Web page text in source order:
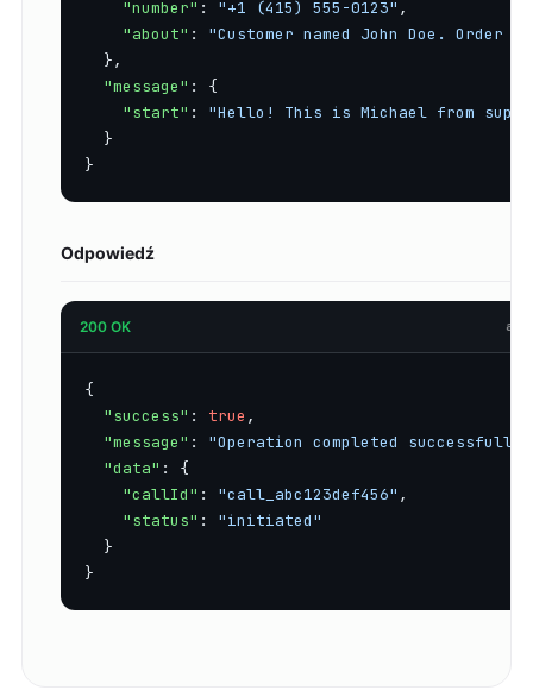
"number" : "+1 (415) 555-0123" ,
"about" : "Customer named John Doe. Order
"message" : {
"start" : "Hello! This is Michael from
}
Odpowiedź
200 OK
{
"success" : true ,
"message" : "Operation completed successfully"
"data" : {
"callId" : "call_abc123def456" ,
"status" : "initiated"
}